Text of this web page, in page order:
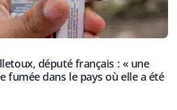
député français : « une
fumée dans le pays où elle a été